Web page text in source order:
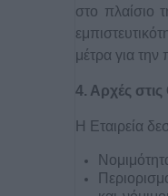
στο πλαίσιο
μέτρα για
4. Αρχές
Η Εταιρεία